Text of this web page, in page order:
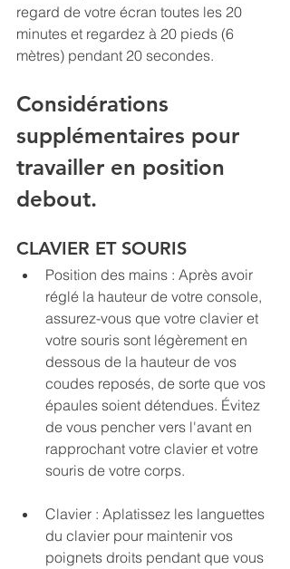
regard de votre écran toutes les 20
minutes et regardez à 20 pieds (6
mètres) pendant 20 secondes.
Considérations
supplémentaires pour
travailler en position
debout.
CLAVIER ET SOURIS
Position des mains : Après avoir
réglé la hauteur de votre console,
assurez-vous que votre clavier et
votre souris sont légèrement en
dessous de la hauteur de vos
coudes reposés, de sorte que vos
épaules soient détendues. Évitez
de vous pencher vers l'avant en
rapprochant votre clavier et votre
souris de votre corps.
Clavier : Aplatissez les languettes
du clavier pour maintenir vos
poignets droits pendant que vous